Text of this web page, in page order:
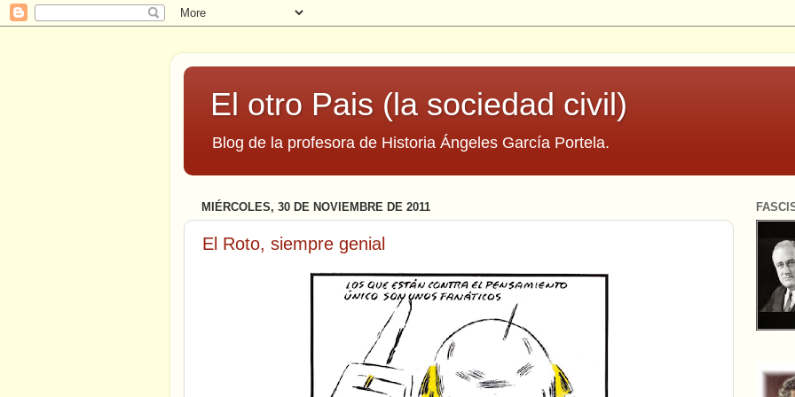
El otro Pais (la sociedad civil)
Blog de la profesora de Historia Ángeles García Portela.
MIÉRCOLES, 30 DE NOVIEMBRE DE 2011
El Roto, siempre genial